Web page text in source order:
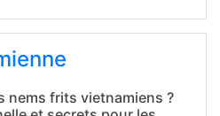
nems frits vietnamiens ?